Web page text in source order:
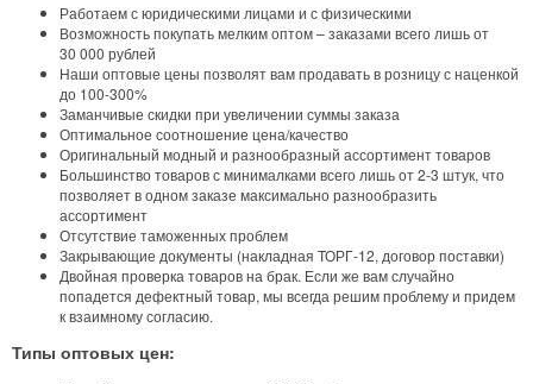
Работаем с юридическими лицами и с физическими
Возможность покупать мелким оптом – заказами всего лишь от
30 000 рублей
Наши оптовые цены позволят вам продавать в розницу с наценкой
до 100-300%
Заманчивые скидки при увеличении суммы заказа
Оптимальное соотношение цена/качество
Оригинальный модный и разнообразный ассортимент товаров
Большинство товаров с минималками всего лишь от 2-3 штук, что
позволяет в одном заказе максимально разнообразить
ассортимент
Отсутствие таможенных проблем
Закрывающие документы (накладная ТОРГ-12, договор поставки)
Двойная проверка товаров на брак. Если же вам случайно
попадется дефектный товар, мы всегда решим проблему и придем
к взаимному согласию.
Типы оптовых цен: